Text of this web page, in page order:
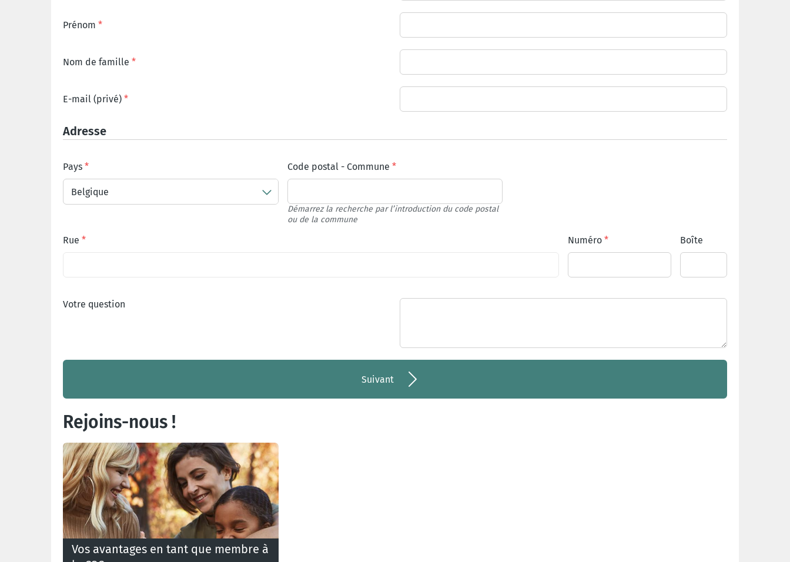
Prénom
Nom de famille
E-mail (privé)
Adresse
Pays
Belgique
Code postal- Commune
Démarrez la recherche par l’introduction du code postal
ou de la commune
Rue Numéro Boîte
Votre question
Suivant
Rejoins-nous !
Vos avantages en tant que membre à